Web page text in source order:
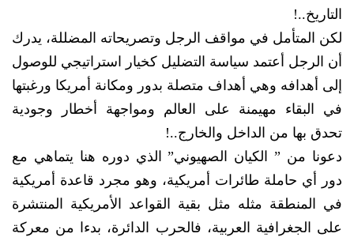
التاريخ..!
لكن المتأمل في مواقف الرجل وتصريحاته المضللة، يدرك
أن الرجل أعتمد سياسة التضليل كخيار استراتيجي للوصول
إلى أهدافه وهي أهداف متصلة بدور ومكانة أمريكا ورغبتها
في البقاء مهيمنة على العالم ومواجهة أخطار وجودية
تحدق بها من الداخل والخارج..!
دعونا من ” الكيان الصهيوني” الذي دوره هنا يتماهي مع
دور أي حاملة طائرات أمريكية، وهو مجرد قاعدة أمريكية
في المنطقة مثله مثل بقية القواعد الأمريكية المنتشرة
على الجغرافية العربية، فالحرب الدائرة، بدءا من معركة